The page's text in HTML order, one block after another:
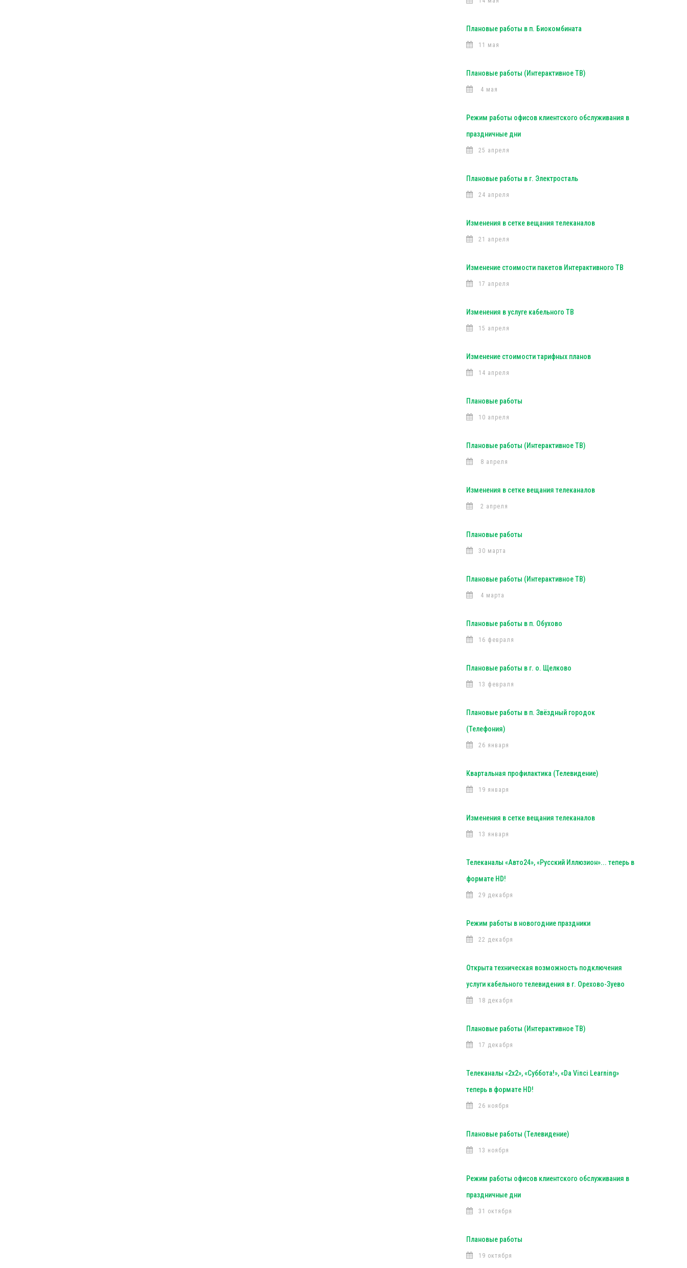
Плановые работы в п. Биокомбината
11 мая
Плановые работы (Интерактивное ТВ)
4 мая
Режим работы офисов клиентского обслуживания в
праздничные дни
25 апреля
Плановые работы в г. Электросталь
24 апреля
Изменения в сетке вещания телеканалов
21 апреля
Изменение стоимости пакетов Интерактивного ТВ
17 апреля
Изменения в услуге кабельного ТВ
15 апреля
Изменение стоимости тарифных планов
14 апреля
Плановые работы
10 апреля
Плановые работы (Интерактивное ТВ)
8 апреля
Изменения в сетке вещания телеканалов
2 апреля
Плановые работы
30 марта
Плановые работы (Интерактивное ТВ)
4 марта
Плановые работы в п. Обухово
16 февраля
Плановые работы в г. о. Щелково
13 февраля
Плановые работы в п. Звёздный городок
(Телефония)
26 января
Квартальная профилактика (Телевидение)
19 января
Изменения в сетке вещания телеканалов
13 января
Телеканалы «Авто24», «Русский Иллюзион»... теперь в
формате HD!
29 декабря
Режим работы в новогодние праздники
22 декабря
Открыта техническая возможность подключения
услуги кабельного телевидения в г. Орехово-Зуево
18 декабря
Плановые работы (Интерактивное ТВ)
17 декабря
Телеканалы «2х2», «Суббота!», «Da Vinci Learning»
теперь в формате HD!
26 ноября
Плановые работы (Телевидение)
13 ноября
Режим работы офисов клиентского обслуживания в
праздничные дни
31 октября
Плановые работы
19 октября